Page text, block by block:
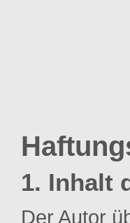
1. Inhalt
Der Autor